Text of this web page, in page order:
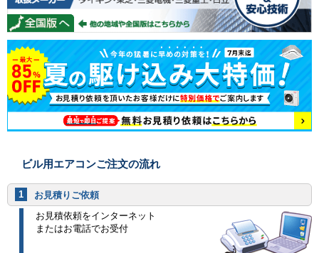
ビル用エアコンご注文の流れ
1
お見積りご依頼
お見積依頼をインターネット
またはお電話でお受付